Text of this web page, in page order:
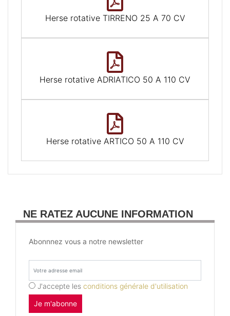
Herse rotative TIRRENO 25 A 70 CV
Herse rotative ADRIATICO 50 A 110 CV
Herse rotative ARTICO 50 A 110 CV
NE RATEZ AUCUNE INFORMATION
Abonnnez vous a notre newsletter
J'accepte les conditions générale d'utilisation
Je m'abonne